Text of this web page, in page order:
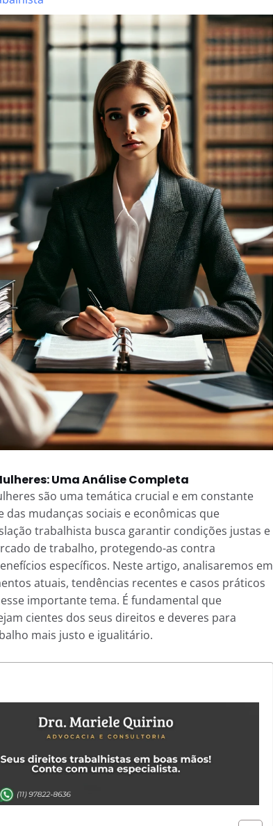
Uma Análise Completa
são uma temática crucial e em constante
mudanças sociais e econômicas que
trabalhista busca garantir condições justas e
de trabalho, protegendo-as contra
específicos. Neste artigo, analisaremos em
atuais, tendências recentes e casos práticos
importante tema. É fundamental que
cientes dos seus direitos e deveres para
mais justo e igualitário.